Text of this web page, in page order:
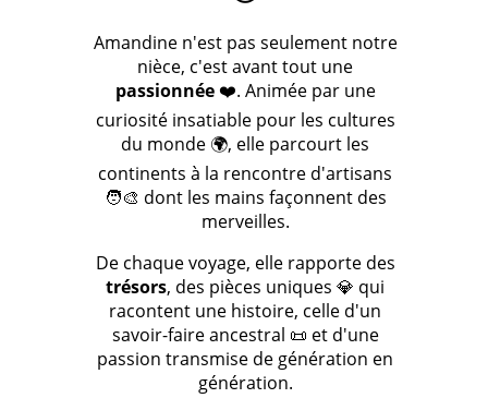
Amandine n'est pas seulement notre
nièce, c'est avant tout une
passionnée❤️. Animée par une
curiosité insatiable pour les cultures
du monde 🌍, elle parcourt les
continents à la rencontre d'artisans
🧑‍🎨 dont les mains façonnent des
merveilles.
De chaque voyage, elle rapporte des
trésors, des pièces uniques 💎 qui
racontent une histoire, celle d'un
savoir-faire ancestral 📜 et d'une
passion transmise de génération en
génération.